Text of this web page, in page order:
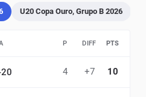
U20 Copa Ouro, Grupo B 2026
P DIFF PTS
4 +7 10